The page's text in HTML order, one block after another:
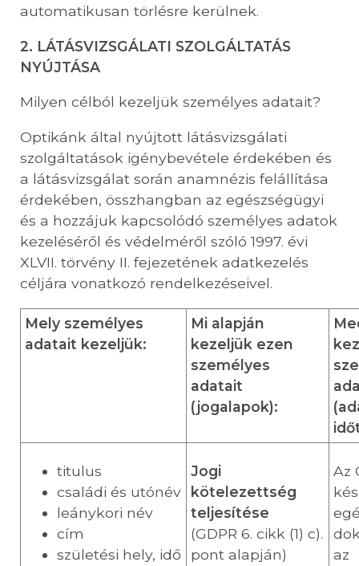
automatikusan törlésre kerülnek.
2. LÁTÁSVIZSGÁLATI SZOLGÁLTATÁS
NYÚJTÁSA
Milyen célból kezeljük személyes adatait?
Optikánk által nyújtott látásvizsgálati
szolgáltatások igénybevétele érdekében és
a látásvizsgálat során anamnézis felállítása
érdekében, összhangban az egészségügyi
és a hozzájuk kapcsolódó személyes adatok
kezeléséről és védelméről szóló 1997. évi
XLVII. törvény II. fejezetének adatkezelés
céljára vonatkozó rendelkezéseivel.
Mely személyes
adatait kezeljük:
Mi alapján
kezeljük ezen
személyes
adatait
(jogalapok):
titulus
családi és utónév
leánykori név
cím
születési hely, idő
Jogi
kötelezettség
teljesítése
(GDPR 6. cikk (1) c).
pont alapján)
Az
az